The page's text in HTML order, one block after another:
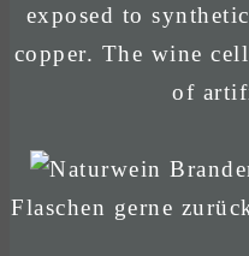
exposed to
copper. The wine
of
Flaschen gerne